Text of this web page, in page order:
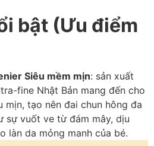
bật (Ưu điểm
Siêu mềm mịn: sản xuất
fine Nhật Bản mang đến cho
mịn, tạo nên đai chun hông đa
sự vuốt ve từ đám mây, dịu
làn da mỏng manh của bé.